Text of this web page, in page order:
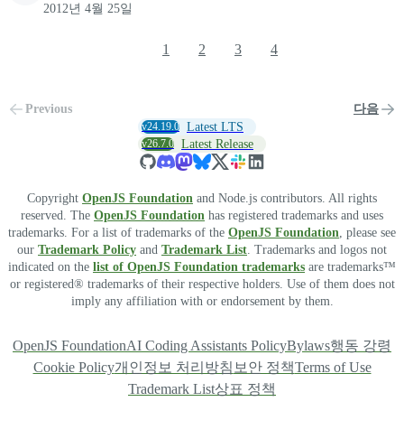
2012년 4월 25일
Previous
1 2 3 4
다음
v24.19.0 Latest LTS
v26.7.0 Latest Release
Copyright OpenJS Foundation and Node.js contributors. All rights
reserved. The OpenJS Foundation has registered trademarks and uses
trademarks. For a list of trademarks of the OpenJS Foundation , please see
our Trademark Policy and Trademark List . Trademarks and logos not
indicated on the list of OpenJS Foundation trademarks are trademarks™
or registered® trademarks of their respective holders. Use of them does not
imply any affiliation with or endorsement by them.
OpenJS FoundationAI Coding Assistants PolicyBylaws행동 강령
Cookie Policy개인정보 처리방침 보안 정책Terms of Use
Trademark List상표 정책